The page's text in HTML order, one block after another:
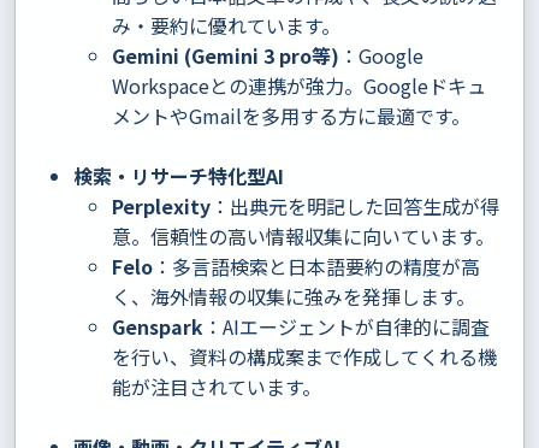
み・要約に優れています。
Gemini (Gemini 3 pro等) ：Google
Workspaceとの連携が強力。Googleドキュ
メントやGmailを多用する方に最適です。
検索・リサーチ特化型AI
Perplexity ：出典元を明記した回答生成が得
意。信頼性の高い情報収集に向いています。
Felo ：多言語検索と日本語要約の精度が高
く、海外情報の収集に強みを発揮します。
Genspark ：AIエージェントが自律的に調査
を行い、資料の構成案まで作成してくれる機
能が注目されています。